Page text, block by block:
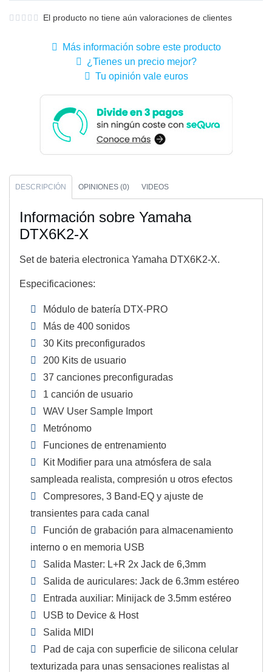
El producto no tiene aún valoraciones de clientes
Más información sobre este producto
¿Tienes un precio mejor?
Tu opinión vale euros
DESCRIPCIÓN OPINIONES (0) VIDEOS
Información sobre Yamaha
DTX6K2-X
Set de bateria electronica Yamaha DTX6K2-X.
Especificaciones:
Módulo de batería DTX-PRO
Más de 400 sonidos
30 Kits preconfigurados
200 Kits de usuario
37 canciones preconfiguradas
1 canción de usuario
WAV User Sample Import
Metrónomo
Funciones de entrenamiento
Kit Modifier para una atmósfera de sala
sampleada realista, compresión u otros efectos
Compresores, 3 Band-EQ y ajuste de
transientes para cada canal
Función de grabación para almacenamiento
interno o en memoria USB
Salida Master: L+R 2x Jack de 6,3mm
Salida de auriculares: Jack de 6.3mm estéreo
Entrada auxiliar: Minijack de 3.5mm estéreo
USB to Device & Host
Salida MIDI
Pad de caja con superficie de silicona celular
texturizada para unas sensaciones realistas al